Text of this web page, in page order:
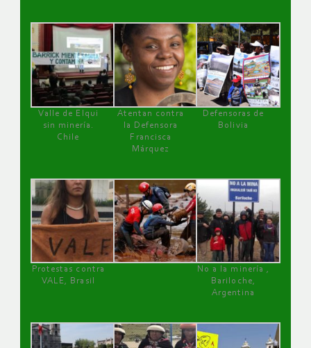
Valle de Elqui
sin minería.
Chile
Atentan contra
la Defensora
Francisca
Márquez
Defensoras de
Bolivia
Protestas contra
VALE, Brasil
No a la minería ,
Bariloche,
Argentina